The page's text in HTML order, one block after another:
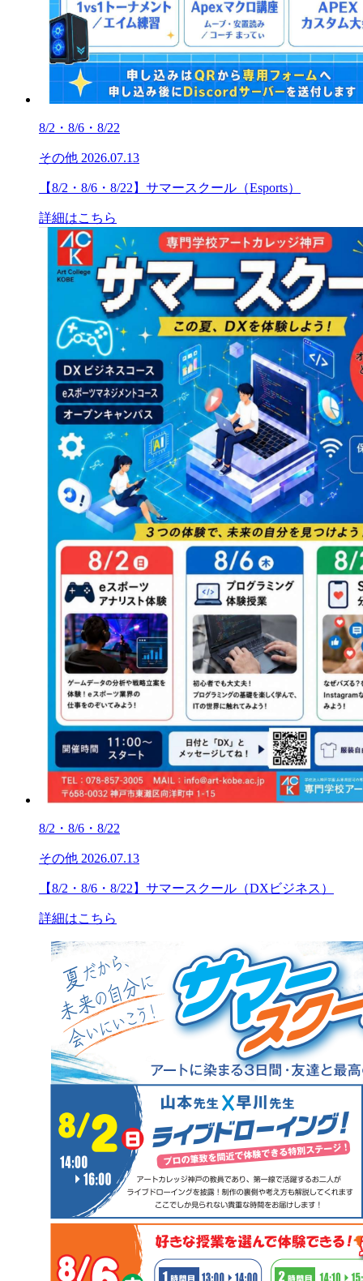
8/2・8/6・8/22
その他 2026.07.13
【8/2・8/6・8/22】サマースクール（Esports）
詳細はこちら
8/2・8/6・8/22
その他 2026.07.13
【8/2・8/6・8/22】サマースクール（DXビジネス）
詳細はこちら